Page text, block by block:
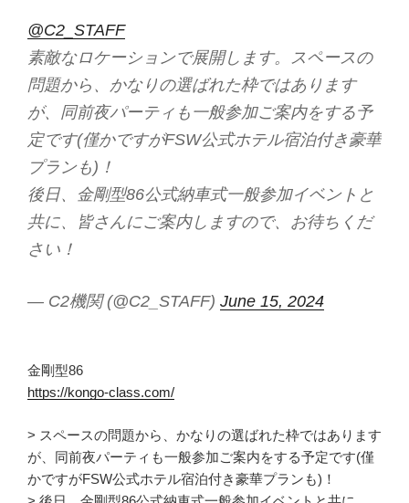
@C2_STAFF
素敵なロケーションで展開します。スペースの
問題から、かなりの選ばれた枠ではあります
が、同前夜パーティも一般参加ご案内をする予
定です(僅かですがFSW公式ホテル宿泊付き豪華
プランも)！
後日、金剛型86公式納車式一般参加イベントと
共に、皆さんにご案内しますので、お待ちくだ
さい！
— C2機関 (@C2_STAFF) June 15, 2024
金剛型86
https://kongo-class.com/
> スペースの問題から、かなりの選ばれた枠ではあります
が、同前夜パーティも一般参加ご案内をする予定です(僅
かですがFSW公式ホテル宿泊付き豪華プランも)！